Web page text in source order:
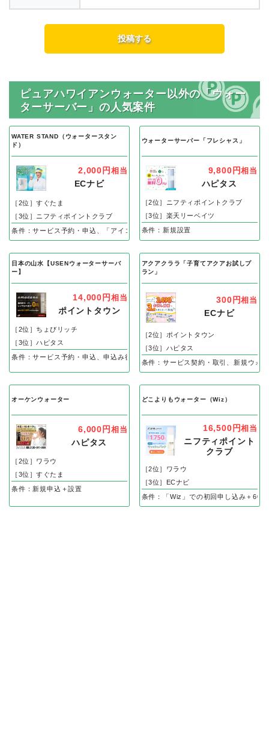
ピュアハワイアンウォーター以外の「ウォー
ターサーバー」の人気案件
WATER STAND（ウォータースタン
ド）
2,000円 相当
ECナビ
［2位］すぐたま
［3位］ニフティポイントクラブ
条件：サービス予約・申込、「アイコン」のWEB申込後、60日以内の設置完了で
ウォーターサーバー「フレシャス」
9,800円相当
ハピタス
［2位］ニフティポイントクラブ
［3位］楽天リーベイツ
条件：新規設置
日本の山水【USENウォーターサーバ
ー】
14,000円 相当
ポイントタウン
［2位］ちょびリッチ
［3位］ハピタス
条件：サービス予約・申込、申込み後30日以内のサーバー設置完了で
アクアクララ「子育てアクアお試しプ
ラン」
300円相当
ECナビ
［2位］ポイントタウン
［3位］ハピタス
条件：サービス契約・取引、新規ウォ
オーケンウォーター
6,000円 相当
ハピタス
［2位］ワラウ
［3位］すぐたま
条件：新規申込＋設置
どこよりもウォーター（Wiz）
16,500円相当
ニフティポイント
クラブ
［2位］ワラウ
［3位］ECナビ
条件：「Wiz」での初回申し込み＋60